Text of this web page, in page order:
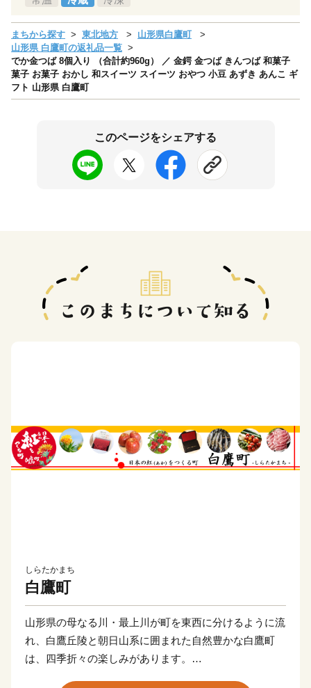
まちから探す 東北地方
山形県白鷹町
山形県 白鷹町の返礼品一覧
でか金つば 8個入り （合計約960g） ／ 金鍔 金つば きんつば 和菓子
菓子 お菓子 おかし 和スイーツ スイーツ おやつ 小豆 あずき あんこ ギ
フト 山形県 白鷹町
このページをシェアする
しらたかまち
白鷹町
山形県の母なる川・最上川が町を東西に分けるように流
れ、白鷹丘陵と朝日山系に囲まれた自然豊かな白鷹町
は、四季折々の楽しみがあります。